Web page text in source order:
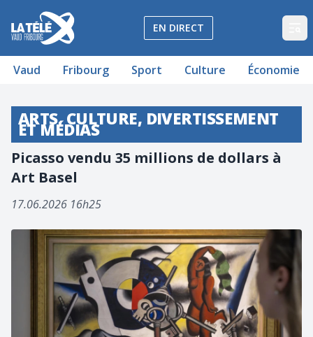
La Télé - Télévision régionale Vaud et Fribourg
EN DIRECT
Vaud Fribourg Sport Culture Économie
ARTS, CULTURE, DIVERTISSEMENT
ET MÉDIAS
Picasso vendu 35 millions de dollars à
Art Basel
17.06.2026 16h25